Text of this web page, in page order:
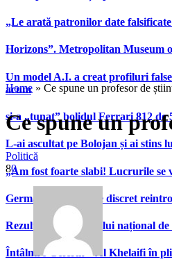
„Le arată patronilor date
Horizons”. Metropolitan Museum
Un model A.I. a creat profiluri
acum
și-a „tunat” bolidul Ferrari 812 de
L-ai ascultat pe Bolojan și ai stins
„Am fost foarte slabi! Lucrurile se
Germania pregătește discret
Rezultatele examenului național
Întâlnire Ceferin – Al Khelaifi în
Home » Ce spune un profesor de
Ce spune un
Politică
80